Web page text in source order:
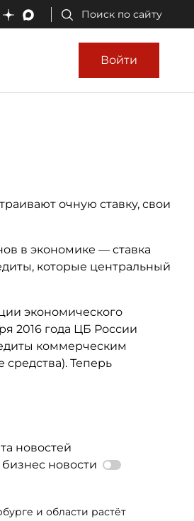
Поиск по сайту
Войти
очную ставку, свои
в экономике — ставка
которые центральный
экономического
2016 года ЦБ России
коммерческим
Теперь
новостей
бизнес новости
и области растёт